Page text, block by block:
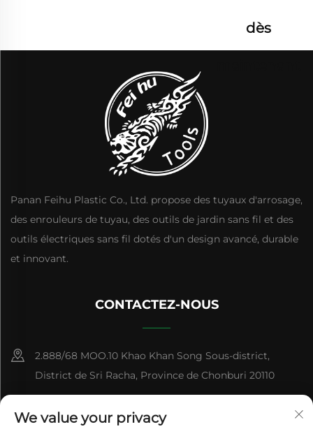
dès
Panan Feihu Plastic Co., Ltd. propose des tuyaux d'arrosage,
des enrouleurs de tuyau, des outils de jardin sans fil et des
outils électriques sans fil dotés d'un design avancé, durable
et innovant.
CONTACTEZ-NOUS
2.888/68 MOO.10 Khao Khan Song Sous-district,
District de Sri Racha, Province de Chonburi 20110
We value your privacy